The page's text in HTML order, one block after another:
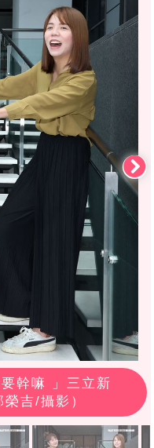
幹嘛 」三立新
吉/攝影）